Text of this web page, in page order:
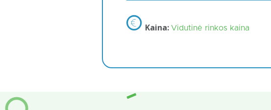
Kaina: Vidutinė rinkos kaina